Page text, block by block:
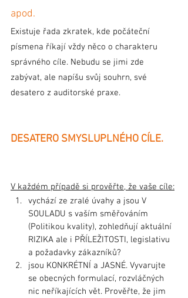
apod.
Existuje řada zkratek, kde počáteční
písmena říkají vždy něco o charakteru
správného cíle. Nebudu se jimi zde
zabývat, ale napíšu svůj souhrn, své
desatero z auditorské praxe.
DESATERO SMYSLUPLNÉHO CÍLE.
V každém případě si prověřte, že vaše cíle:
vychází ze zralé úvahy a jsou V
SOULADU s vaším směřováním
(Politikou kvality), zohledňují aktuální
RIZIKA ale i PŘÍLEŽITOSTI, legislativu
a požadavky zákazníků?
jsou KONKRÉTNÍ a JASNÉ. Vyvarujte
se obecných formulací, rozvláčných
nic neříkajících vět. Prověřte, že jim